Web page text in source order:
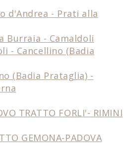
d'Andrea - Prati alla
Burraia - Camaldoli
- Cancellino (Badia
(Badia Prataglia) -
TRATTO FORLI'- RIMINI
GEMONA-PADOVA